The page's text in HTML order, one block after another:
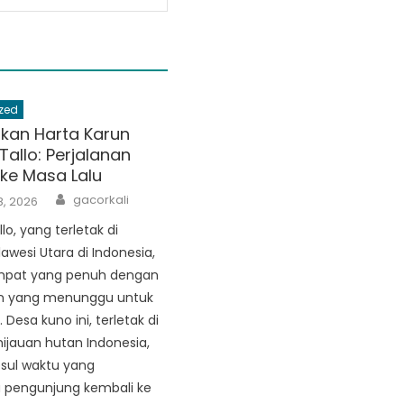
Harta Karun
Perjalanan
Masa Lalu
2026 Author
gacorkali
yang terletak di
Utara di Indonesia,
yang penuh dengan
yang menunggu untuk
kuno ini, terletak di
hutan Indonesia,
waktu yang
kembali ke